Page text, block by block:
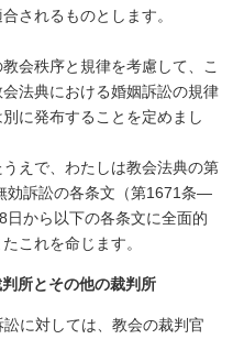
されるものとします。
会秩序と規律を考慮して、こ
法典における婚姻訴訟の規律
に発布することを定めまし
えで、わたしは教会法典の第
効訴訟の各条文（第1671条―
から以下の各条文に全面的
これを命じます。
所とその他の裁判所
に対しては、教会の裁判官